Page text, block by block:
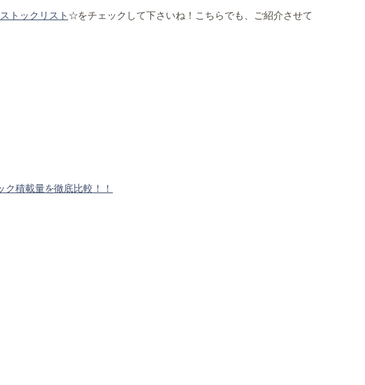
ストックリスト ☆をチェックして下さいね！こちらでも、ご紹介させて
積載量を徹底比較！！